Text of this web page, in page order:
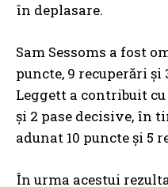
în deplasare.
Sam Sessoms a fost
puncte, 9 recuperări
Leggett a contribuit cu
și 2 pase decisive, în
adunat 10 puncte și 5
În urma acestui